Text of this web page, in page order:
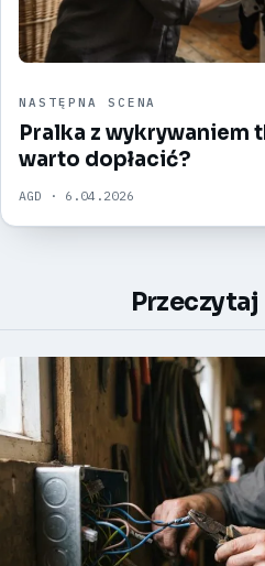
NASTĘPNA SCENA
Pralka z wykrywaniem
warto dopłacić?
AGD · 6.04.2026